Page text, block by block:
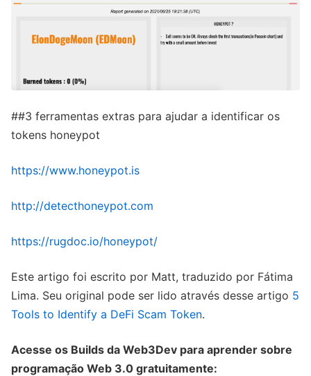
##3 ferramentas extras para ajudar a identificar os
tokens honeypot
https://www.honeypot.is
http://detecthoneypot.com
https://rugdoc.io/honeypot/
Este artigo foi escrito por Matt, traduzido por Fátima
Lima. Seu original pode ser lido através desse artigo 5
Tools to Identify a DeFi Scam Token.
Acesse os Builds da Web3Dev para aprender sobre
programação Web 3.0 gratuitamente: